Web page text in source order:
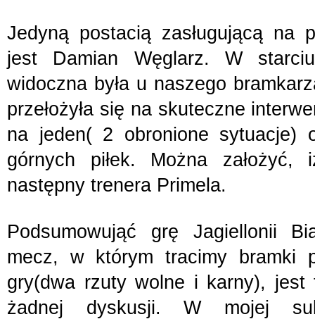
Jedyną postacią zasługującą na
jest Damian Węglarz. W
widoczna była u naszego
przełożyła się na skuteczne
na jeden( 2 obronione sytuacje)
górnych piłek. Można
następny trenera Primela.
Podsumowująć grę Jagiellonii
mecz, w którym tracimy bramki
gry(dwa rzuty wolne i karny),
żadnej dyskusji. W mojej